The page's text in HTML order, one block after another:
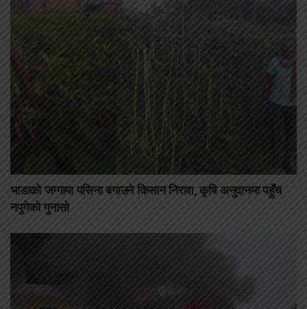
भाडाको जग्गामा पसिना बगाउने किसान निराश, कृषि अनुदानमा पहुँच
नपुगेको गुनासो